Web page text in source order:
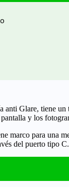
anti Glare, tiene
y los
marco para una
del puerto tipo C.